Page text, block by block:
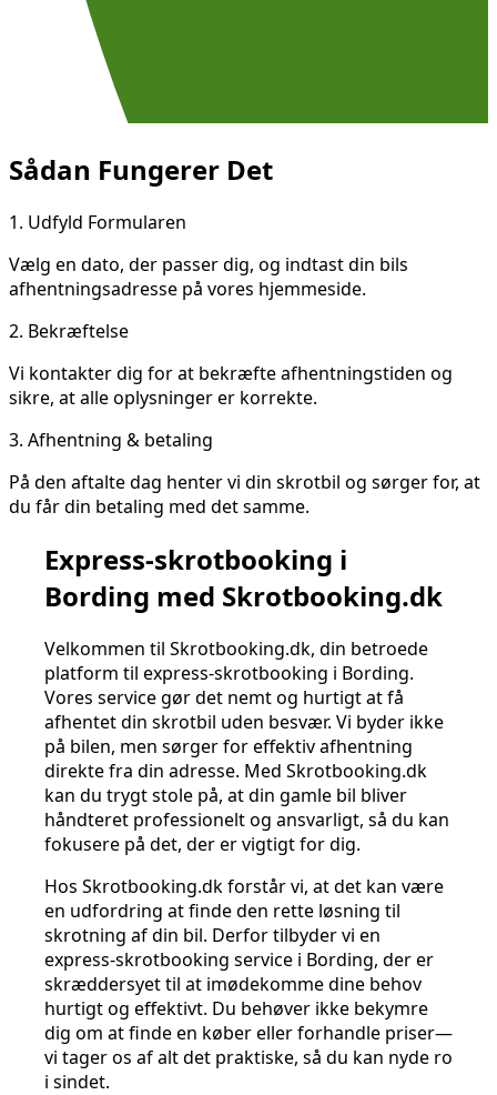
Sådan Fungerer Det
1. Udfyld Formularen
Vælg en dato, der passer dig, og indtast din bils
afhentningsadresse på vores hjemmeside.
2. Bekræftelse
Vi kontakter dig for at bekræfte afhentningstiden og
sikre, at alle oplysninger er korrekte.
3. Afhentning & betaling
På den aftalte dag henter vi din skrotbil og sørger for, at
du får din betaling med det samme.
Express-skrotbooking i
Bording med Skrotbooking.dk
Velkommen til Skrotbooking.dk, din betroede
platform til express-skrotbooking i Bording.
Vores service gør det nemt og hurtigt at få
afhentet din skrotbil uden besvær. Vi byder ikke
på bilen, men sørger for effektiv afhentning
direkte fra din adresse. Med Skrotbooking.dk
kan du trygt stole på, at din gamle bil bliver
håndteret professionelt og ansvarligt, så du kan
fokusere på det, der er vigtigt for dig.
Hos Skrotbooking.dk forstår vi, at det kan være
en udfordring at finde den rette løsning til
skrotning af din bil. Derfor tilbyder vi en
express-skrotbooking service i Bording, der er
skræddersyet til at imødekomme dine behov
hurtigt og effektivt. Du behøver ikke bekymre
dig om at finde en køber eller forhandle priser—
vi tager os af alt det praktiske, så du kan nyde ro
i sindet.